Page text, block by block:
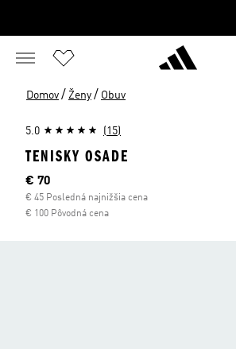
Domov / Ženy / Obuv
5.0 (15)
TENISKY OSADE
Aktuálna cena
€ 70
€ 45 Posledná najnižšia cena
€ 100 Pôvodná cena